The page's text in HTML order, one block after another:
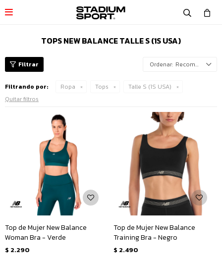

TOPS NEW BALANCE TALLE S (1S USA)
Recomendados
Filtrando por: Ropa Tops
Talle S (1S USA)
Quitar filtros
Top de Mujer New Balance
Woman Bra - Verde
$ 2.290
Top de Mujer New Balance
Training Bra - Negro
$ 2.490